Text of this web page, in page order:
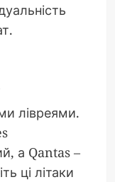
лівреями.
а Qantas –
ці літаки